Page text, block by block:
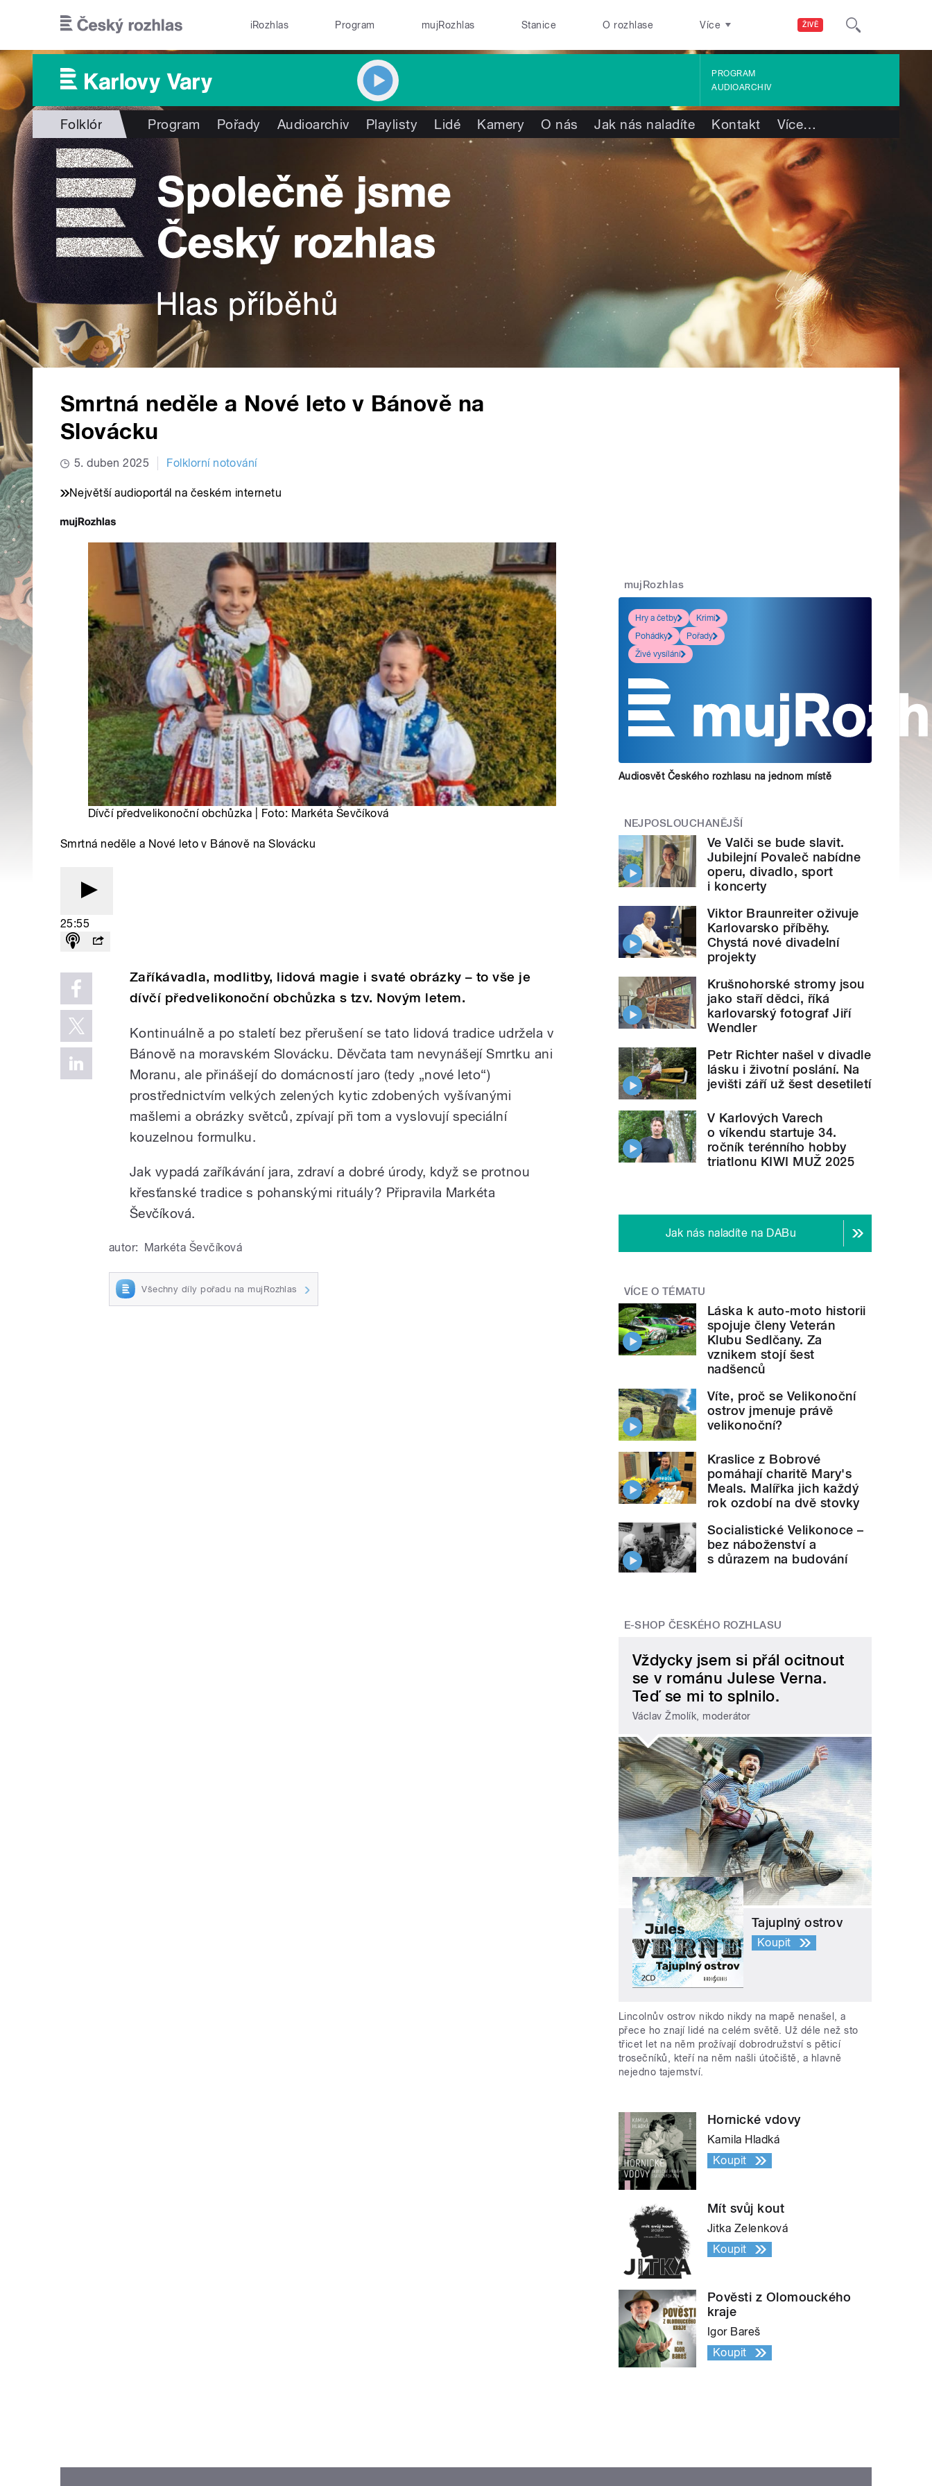
ŽIVĚ
iRozhlas Program mujRozhlas Stanice O rozhlase Více
PROGRAM
AUDIOARCHIV
Folklór Program Pořady Audioarchiv Playlisty Lidé Kamery O nás Jak nás naladíte Kontakt Více…
Smrtná neděle a Nové leto v Bánově na
Slovácku
5. duben 2025 Folklorní notování
Největší audioportál na českém internetu
Dívčí předvelikonoční obchůzka | Foto: Markéta Ševčíková
Smrtná neděle a Nové leto v Bánově na Slovácku
25:55
Zaříkávadla, modlitby, lidová magie i svaté obrázky – to vše je
dívčí předvelikonoční obchůzka s tzv. Novým letem.
Kontinuálně a po staletí bez přerušení se tato lidová tradice udržela v
Bánově na moravském Slovácku. Děvčata tam nevynášejí Smrtku ani
Moranu, ale přinášejí do domácností jaro (tedy „nové leto“)
prostřednictvím velkých zelených kytic zdobených vyšívanými
mašlemi a obrázky světců, zpívají při tom a vyslovují speciální
kouzelnou formulku.
Jak vypadá zaříkávání jara, zdraví a dobré úrody, když se protnou
křesťanské tradice s pohanskými rituály? Připravila Markéta
Ševčíková.
autor: Markéta Ševčíková
Všechny díly pořadu na mujRozhlas
mujRozhlas
Hry a četby
Krimi
Pohádky
Pořady
Živé vysílání
Audiosvět Českého rozhlasu na jednom místě
NEJPOSLOUCHANĚJŠÍ
Ve Valči se bude slavit.
Jubilejní Povaleč nabídne
operu, divadlo, sport
i koncerty
Viktor Braunreiter oživuje
Karlovarsko příběhy.
Chystá nové divadelní
projekty
Krušnohorské stromy jsou
jako staří dědci, říká
karlovarský fotograf Jiří
Wendler
Petr Richter našel v divadle
lásku i životní poslání. Na
jevišti září už šest desetiletí
V Karlových Varech
o víkendu startuje 34.
ročník terénního hobby
triatlonu KIWI MUŽ 2025
Jak nás naladíte na DABu
VÍCE O TÉMATU
Láska k auto-moto historii
spojuje členy Veterán
Klubu Sedlčany. Za
vznikem stojí šest
nadšenců
Víte, proč se Velikonoční
ostrov jmenuje právě
velikonoční?
Kraslice z Bobrové
pomáhají charitě Mary's
Meals. Malířka jich každý
rok ozdobí na dvě stovky
Socialistické Velikonoce –
bez náboženství a
s důrazem na budování
E-SHOP ČESKÉHO ROZHLASU
Vždycky jsem si přál ocitnout
se v románu Julese Verna.
Teď se mi to splnilo.
Václav Žmolík, moderátor
Tajuplný ostrov
Koupit
Lincolnův ostrov nikdo nikdy na mapě nenašel, a
přece ho znají lidé na celém světě. Už déle než sto
třicet let na něm prožívají dobrodružství s pěticí
trosečníků, kteří na něm našli útočiště, a hlavně
nejedno tajemství.
Hornické vdovy
Kamila Hladká
Koupit
Mít svůj kout
Jitka Zelenková
Koupit
Pověsti z Olomouckého
kraje
Igor Bareš
Koupit